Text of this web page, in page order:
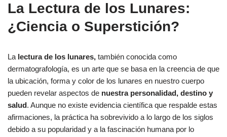
La Lectura de los Lunares:
¿Ciencia o Superstición?
La lectura de los lunares, también conocida como
dermatografología, es un arte que se basa en la creencia de que
la ubicación, forma y color de los lunares en nuestro cuerpo
pueden revelar aspectos de nuestra personalidad, destino y
salud. Aunque no existe evidencia científica que respalde estas
afirmaciones, la práctica ha sobrevivido a lo largo de los siglos
debido a su popularidad y a la fascinación humana por lo